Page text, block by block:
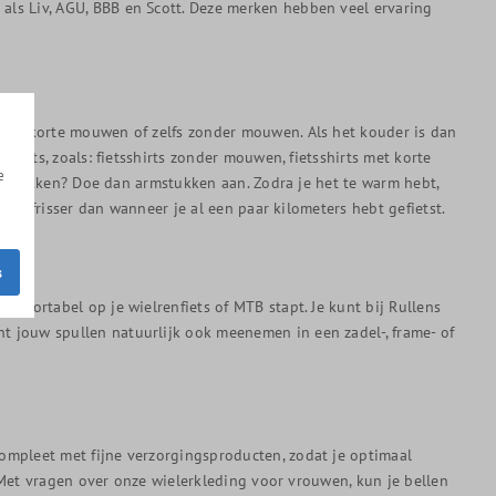
AGU, BBB en Scott. Deze merken hebben veel ervaring
korte mouwen of zelfs zonder mouwen. Als het kouder is dan
zoals: fietsshirts zonder mouwen, fietsshirts met korte
Doe dan armstukken aan. Zodra je het te warm hebt,
frisser dan wanneer je al een paar kilometers hebt gefietst.
op je wielrenfiets of MTB stapt. Je kunt bij Rullens
jouw spullen natuurlijk ook meenemen in een zadel-, frame- of
met fijne verzorgingsproducten, zodat je optimaal
vragen over onze wielerkleding voor vrouwen, kun je bellen